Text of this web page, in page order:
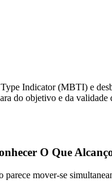
Indicator (MBTI) e
do objetivo e da
O Que
mover-se